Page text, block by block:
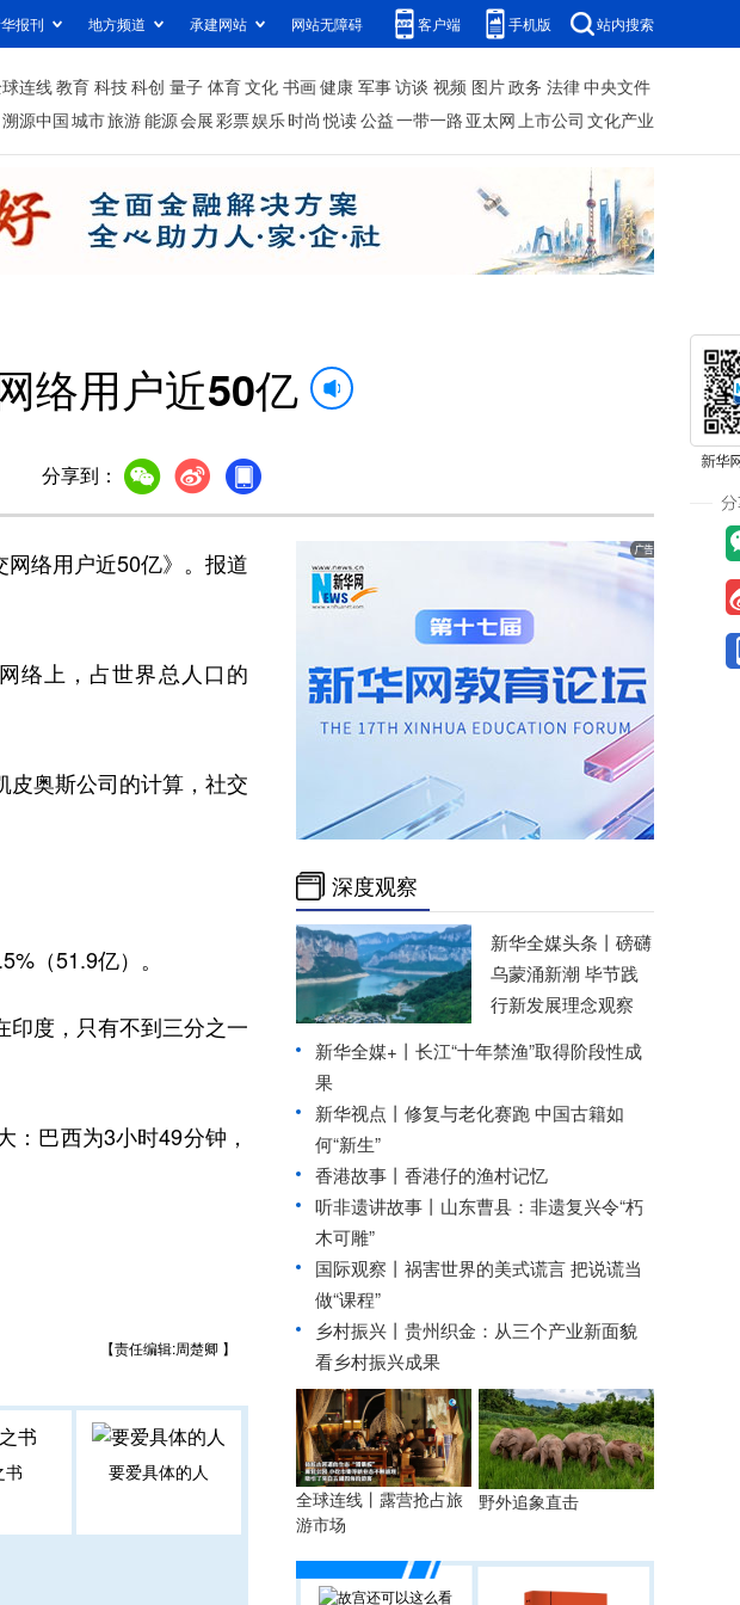
报刊 地方频道 承建网站 网站无障碍 客户端 手机版 站内搜索
连线教育 科技科创 量子 体育文化 书画健康 军事访谈 视频 图片政务 法律中央文件
溯源中国城市旅游能源会展彩票娱乐时尚 悦读公益一带一路 亚太网上市公司 文化产业
络用户近50亿
分享到：
络用户近50亿》。报道
络上，占世界总人口的
奥斯公司的计算，社交
（51.9亿）。
度，只有不到三分之一
巴西为3小时49分钟，
【责任编辑:周楚卿 】
书 要爱具体的人
深度观察
新华全媒头条丨 磅礴
乌蒙涌新潮 毕节践
行新发展理念观察
新华全媒+丨 长江“十年禁渔”取得阶段性成
果
新华视点丨 修复与老化赛跑 中国古籍如
何“新生”
香港故事丨 香港仔的渔村记忆
听非遗讲故事丨山东曹县：非遗复兴令“朽
木可雕”
国际观察丨 祸害世界的美式谎言 把说谎当
做“课程”
乡村振兴丨 贵州织金：从三个产业新面貌
看乡村振兴成果
全球连线丨露营抢占旅
游市场
野外追象直击